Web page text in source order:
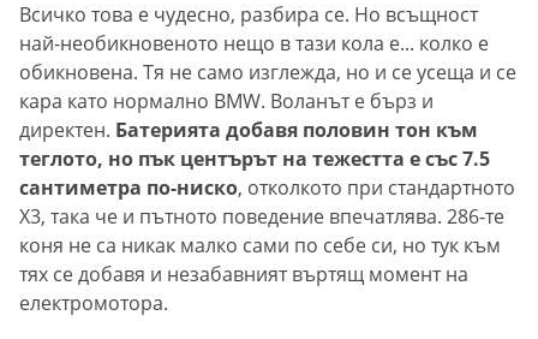
Всичко това е чудесно, разбира се. Но всъщност
най-необикновеното нещо в тази кола е... колко е
обикновена. Тя не само изглежда, но и се усеща и се
кара като нормално BMW. Воланът е бърз и
директен. Батерията добавя половин тон към
теглото, но пък центърът на тежестта е със 7.5
сантиметра по-ниско, отколкото при стандартното
Х3, така че и пътното поведение впечатлява. 286-те
коня не са никак малко сами по себе си, но тук към
тях се добавя и незабавният въртящ момент на
електромотора.